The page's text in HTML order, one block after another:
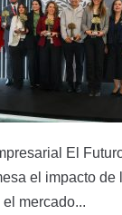
El
el impacto de
mercado...